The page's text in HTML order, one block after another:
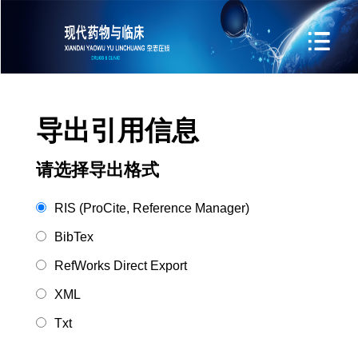
导出引用信息
请选择导出格式
RIS (ProCite, Reference Manager)
BibTex
RefWorks Direct Export
XML
Txt